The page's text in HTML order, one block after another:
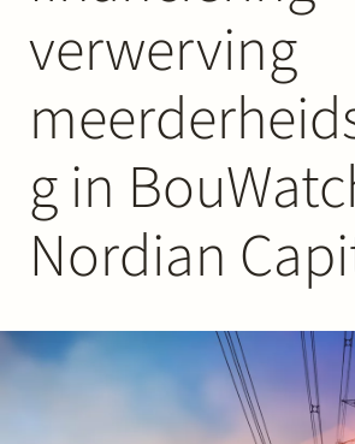
verwerving
g in
Nordian
News & Insights
Contact
Werken bij Stek